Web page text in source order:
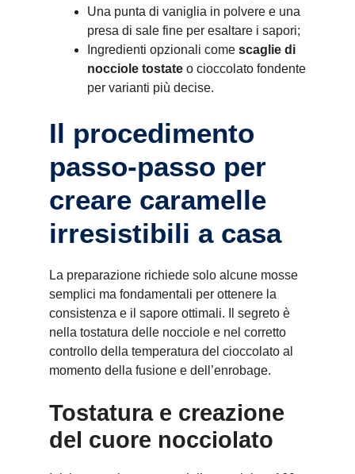
Una punta di vaniglia in polvere e una
presa di sale fine per esaltare i sapori;
Ingredienti opzionali come scaglie di
nocciole tostate o cioccolato fondente
per varianti più decise.
Il procedimento
passo-passo per
creare caramelle
irresistibili a casa
La preparazione richiede solo alcune mosse
semplici ma fondamentali per ottenere la
consistenza e il sapore ottimali. Il segreto è
nella tostatura delle nocciole e nel corretto
controllo della temperatura del cioccolato al
momento della fusione e dell’enrobage.
Tostatura e creazione
del cuore nocciolato